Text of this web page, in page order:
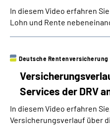
In diesem Video erfahren
Lohn und Rente
Services der DRV
Deutsche Rentenversicherung
In diesem Video erfahren
Versicherungsverlauf über